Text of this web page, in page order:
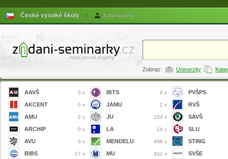
České vysoké školy | 3 060 autorů
Zobraz: Univerzity
AAVŠ 0 x
AKCENT 0 x
AMU 2 x
ARCHIP 0 x
AVU 3 x
BIBS 17 x
IBTS 0 x
JAMU 2 x
JU 234 x
LA 14 x
MENDELU 496 x
MU 811 x
PVŠPS
RVŠ
SAVŠ
SLU
STING
SVŠE